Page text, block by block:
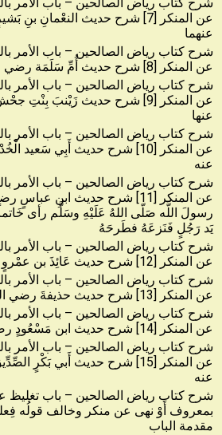
عن المنكر [7] شرح حديث النعْمانِ بنِ
عنهما
شرح كتاب رياض الصالحين – باب الأمر
عن المنكر [8] شرح حديث أُمِّ سَلَمَة رضي اللَّه عنها
شرح كتاب رياض الصالحين – باب الأمر
عن المنكر [9] شرح حديث زَيْنبَ
عنها
شرح كتاب رياض الصالحين – باب الأمر
عن المنكر [10] شرح حديث أَبِي
عنه
شرح كتاب رياض الصالحين – باب الأمر
عن المنكر [11] شرح حديث ابنِ
رسولَ اللَّه صَلّى اللهُ عَلَيْهِ وسَلَّم رأى
يَد رَجُلٍ فَنَزعَهُ فطَرحَهُ
شرح كتاب رياض الصالحين – باب الأمر
عن المنكر [12] شرح حديث عَائِذَ بن عمْروٍ رضي اللَّه
شرح كتاب رياض الصالحين – باب الأمر
عن المنكر [13] شرح حديث حذيفةَ رضي اللَّه عنه
شرح كتاب رياض الصالحين – باب الأمر
عن المنكر [14] شرح حديث ابن مَسْعُودٍ رضي اللَّه عنه
شرح كتاب رياض الصالحين – باب الأمر
عن المنكر [15] شرح حديث أَبي بَكْرٍ
عنه
شرح كتاب رياض الصالحين – باب تغليظ
مقدمة الباب